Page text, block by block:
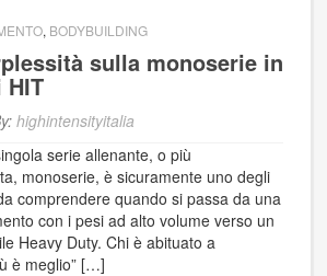
, BODYBUILDING
sulla monoserie in
HIT
highintensityitalia
serie allenante, o più
monoserie, è sicuramente uno degli
comprendere quando si passa da una
con i pesi ad alto volume verso un
Heavy Duty. Chi è abituato a
è meglio” […]